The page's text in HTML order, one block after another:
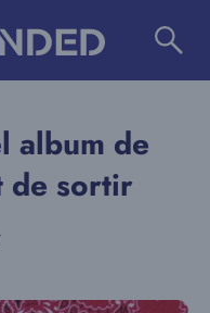
album de
de sortir